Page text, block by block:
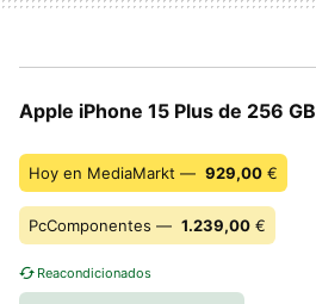
Apple iPhone 15 Plus de 256 GB
Hoy en MediaMarkt — 929,00 €
PcComponentes — 1.239,00 €
Reacondicionados